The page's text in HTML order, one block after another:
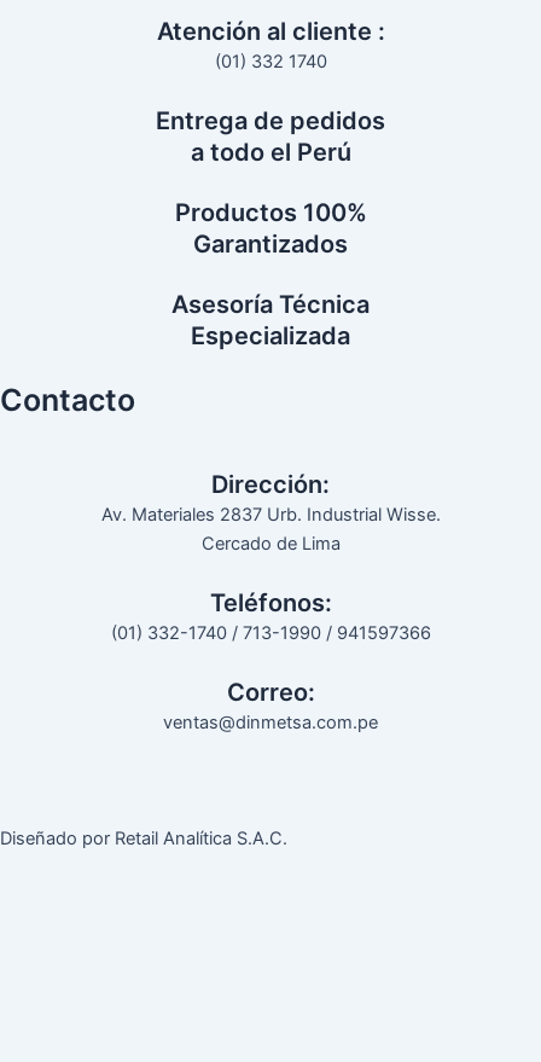
e
Atención al cliente :
(01) 332 1740
Entrega de pedidos
a todo el Perú
Productos 100%
Garantizados
Asesoría Técnica
Especializada
Contacto
Dirección:
Av. Materiales 2837 Urb. Industrial Wisse.
Cercado de Lima
Teléfonos:
(01) 332-1740 / 713-1990 / 941597366
Correo:
ventas@dinmetsa.com.pe
Diseñado por Retail Analítica S.A.C.